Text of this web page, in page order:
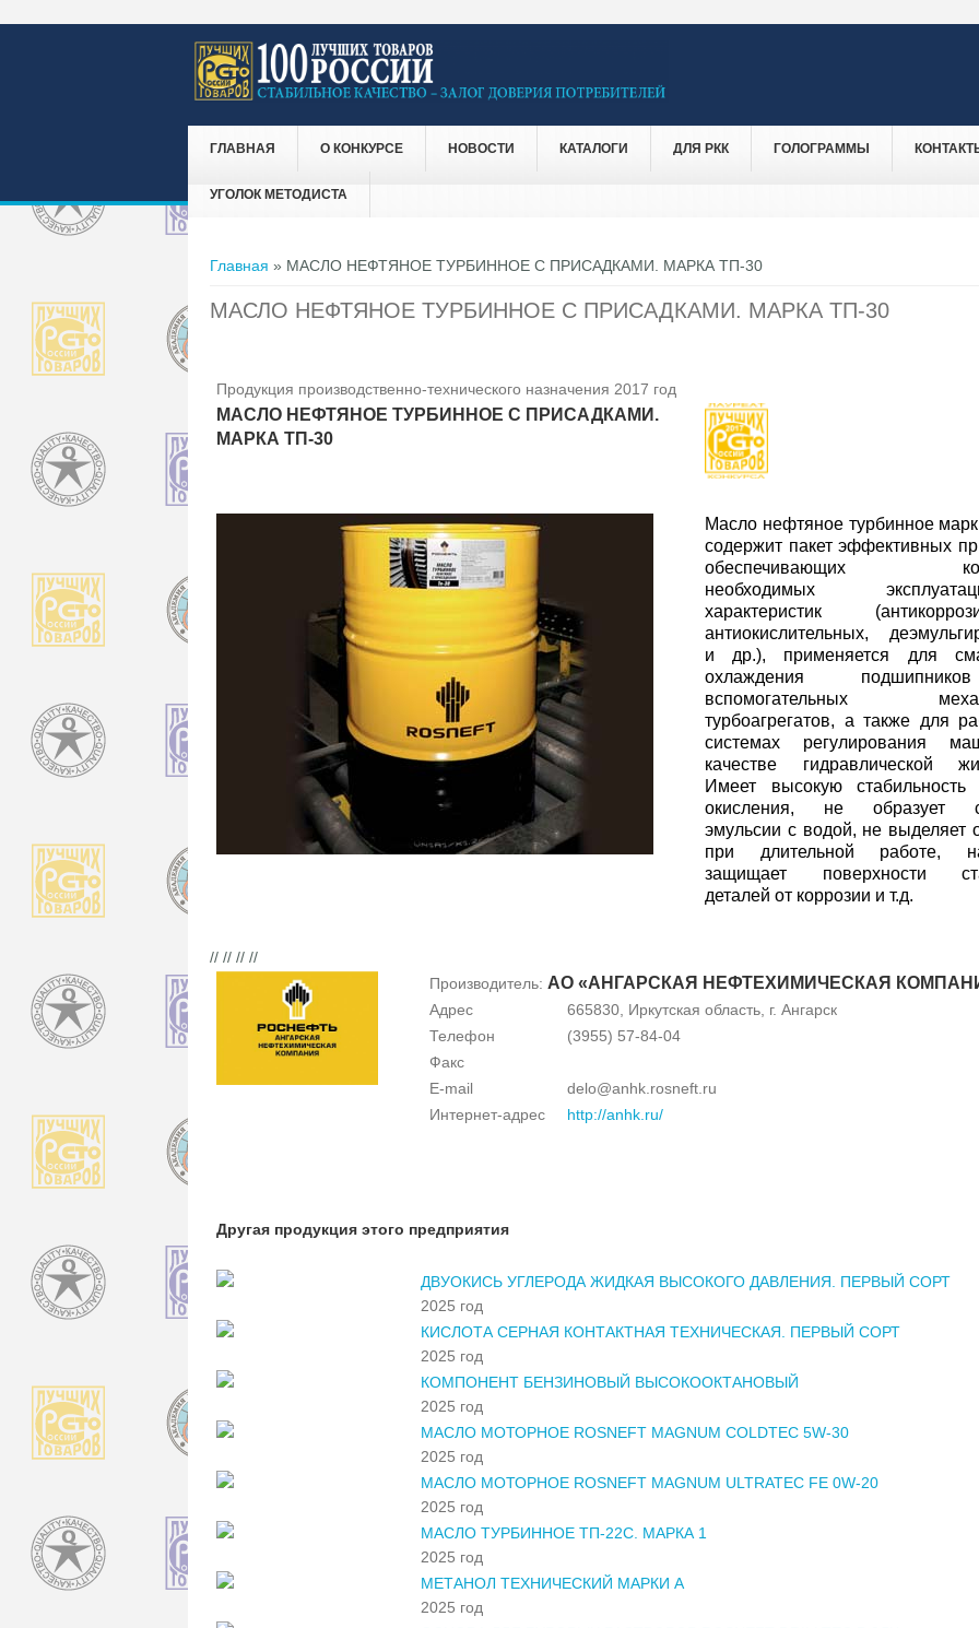
ГЛАВНАЯ О КОНКУРСЕ НОВОСТИ КАТАЛОГИ ДЛЯ РКК ГОЛОГРАММЫ
УГОЛОК МЕТОДИСТА
Вы здесь
Главная » МАСЛО НЕФТЯНОЕ ТУРБИННОЕ С ПРИСАДКАМИ. МАРКА ТП-30
МАСЛО НЕФТЯНОЕ ТУРБИННОЕ С ПРИСАДКАМИ. МАРКА ТП-30
Продукция производственно-технического назначения 2017 год
МАСЛО НЕФТЯНОЕ ТУРБИННОЕ С ПРИСАДКАМИ.
МАРКА ТП-30
Масло нефтяное турбинное
содержит пакет эффективных
обеспечивающих
необходимых
характеристик
антиокислительных,
и др.), применяется для
охлаждения
вспомогательных
турбоагрегатов, а также для
системах регулирования
качестве гидравлической
Имеет высокую стабильность
окисления, не образует
эмульсии с водой, не выделяет
при длительной работе,
защищает поверхности
деталей от коррозии и т.д.
// // // //
Производитель: АО «АНГАРСКАЯ НЕФТЕХИМИЧЕСКАЯ
Адрес
665830, Иркутская область, г. Ангарск
Телефон
(3955) 57-84-04
Факс
E-mail
delo@anhk.rosneft.ru
Интернет-адрес
http://anhk.ru/
Другая продукция этого предприятия
ДВУОКИСЬ УГЛЕРОДА ЖИДКАЯ ВЫСОКОГО ДАВЛЕНИЯ. ПЕРВЫЙ СОРТ
2025 год
КИСЛОТА СЕРНАЯ КОНТАКТНАЯ ТЕХНИЧЕСКАЯ. ПЕРВЫЙ СОРТ
2025 год
КОМПОНЕНТ БЕНЗИНОВЫЙ ВЫСОКООКТАНОВЫЙ
2025 год
МАСЛО МОТОРНОЕ ROSNEFT MAGNUM COLDTEC 5W-30
2025 год
МАСЛО МОТОРНОЕ ROSNEFT MAGNUM ULTRATEC FE 0W-20
2025 год
МАСЛО ТУРБИННОЕ ТП-22С. МАРКА 1
2025 год
МЕТАНОЛ ТЕХНИЧЕСКИЙ МАРКИ А
2025 год